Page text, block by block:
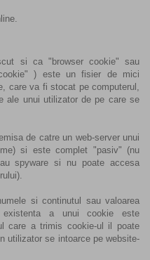
si ca "browser cookie" sau
) este un fisier de mici
care va fi stocat pe computerul,
ale unui utilizator de pe care se
de catre un web-server unui
si este complet "pasiv" (nu
spyware si nu poate accesa
si continutul sau valoarea
a unui cookie este
care a trimis cookie-ul il poate
utilizator se intoarce pe website-